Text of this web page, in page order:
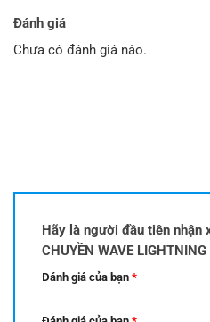
Đánh giá
Chưa có đánh giá nào.
Hãy là người đầu tiên nhận
CHUYỀN WAVE LIGHTNING
Đánh giá của bạn *